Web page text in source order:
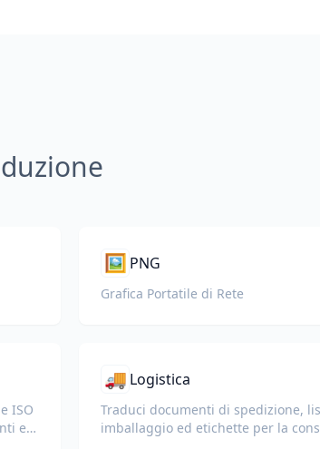
🖼️ PNG
Grafica Portatile di Rete
ISO
e
🚚 Logistica
Traduci documenti di spedizione,
imballaggio ed etichette per la